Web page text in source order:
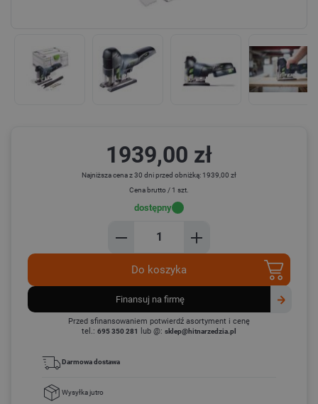
1939,00 zł
Najniższa cena z 30 dni przed obniżką: 1939,00 zł
Cena brutto / 1 szt.
dostępny
Do koszyka
finansuj na firmę
Przed sfinansowaniem potwierdź asortyment i cenę
tel.: 695 350 281 lub @: sklep@hitnarzedzia.pl
Darmowa dostawa
Wysyłkajutro